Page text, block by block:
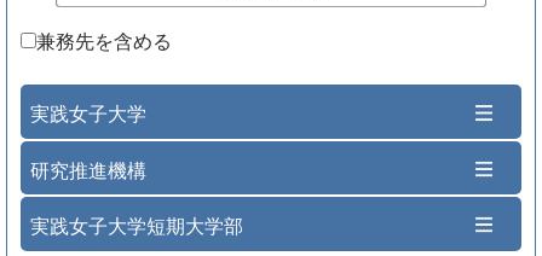
兼務先を含める
実践女子大学
研究推進機構
実践女子大学短期大学部